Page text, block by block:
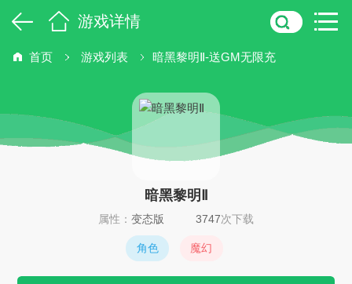
游戏详情
首页 游戏列表 暗黑黎明Ⅱ-送GM无限充
暗黑黎明Ⅱ
属性： 变态版 3747次下载
角色 魔幻